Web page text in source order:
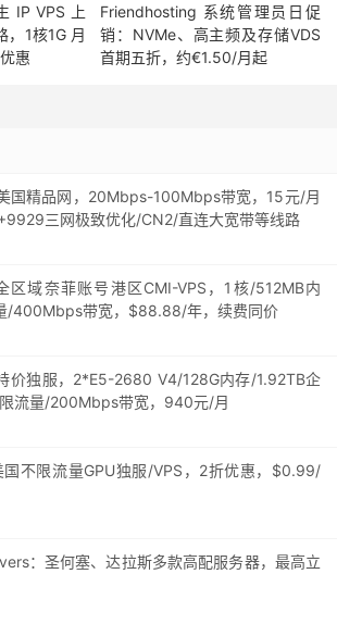
IP VPS 上
，1核1G 月
惠
Friendhosting 系统管理员日促
销：NVMe、高主频及存储VDS
首期五折，约€1.50/月起
国精品网，20Mbps-100Mbps带宽，15元/月
三网极致优化/CN2/直连大宽带等线路
区域奈菲账号港区CMI-VPS，1核/512MB内
/400Mbps带宽，$88.88/年，续费同价
价独服，2*E5-2680 V4/128G内存/1.92TB企
流量/200Mbps带宽，940元/月
不限流量GPU独服/VPS，2折优惠，$0.99/
：圣何塞、达拉斯多款高配服务器，最高立